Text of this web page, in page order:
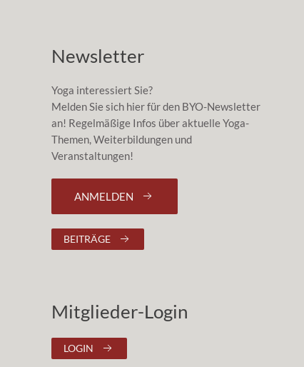
Newsletter
Yoga interessiert Sie?
Melden Sie sich hier für den BYO-Newsletter
an! Regelmäßige Infos über aktuelle Yoga-
Themen, Weiterbildungen und
Veranstaltungen!
ANMELDEN
BEITRÄGE
Mitglieder-Login
LOGIN